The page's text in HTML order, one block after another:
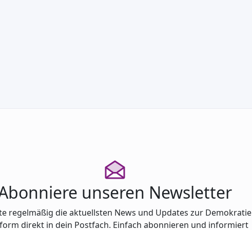
unseren Newsletter
regelmäßig die aktuellsten News und Updates zur Demokratie
direkt in dein Postfach. Einfach abonnieren und informiert